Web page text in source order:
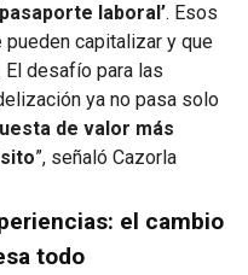
laboral’. Esos
pueden capitalizar y que
desafío para las
ya no pasa solo
de valor más
”, señaló Cazorla
el cambio
todo